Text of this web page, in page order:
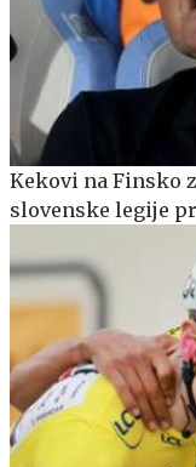
Kekovi na Finsko
slovenske legije